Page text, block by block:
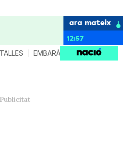
ara mateix
12:57
EMBARÀS CRIANÇA